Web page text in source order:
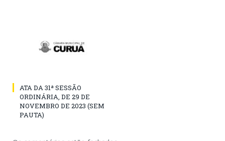
ATA DA 31ª SESSÃO
ORDINÁRIA, DE 29 DE
NOVEMBRO DE 2023 (SEM
PAUTA)